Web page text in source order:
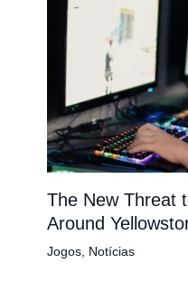
The New Threat
Around
Jogos, Notícias